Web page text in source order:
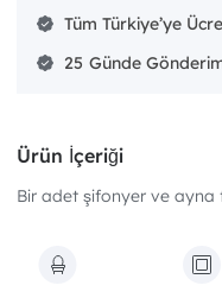
25
Tüm Türkiye’ye
Ürün İçeriği
Bir adet şifonyer ve ayna